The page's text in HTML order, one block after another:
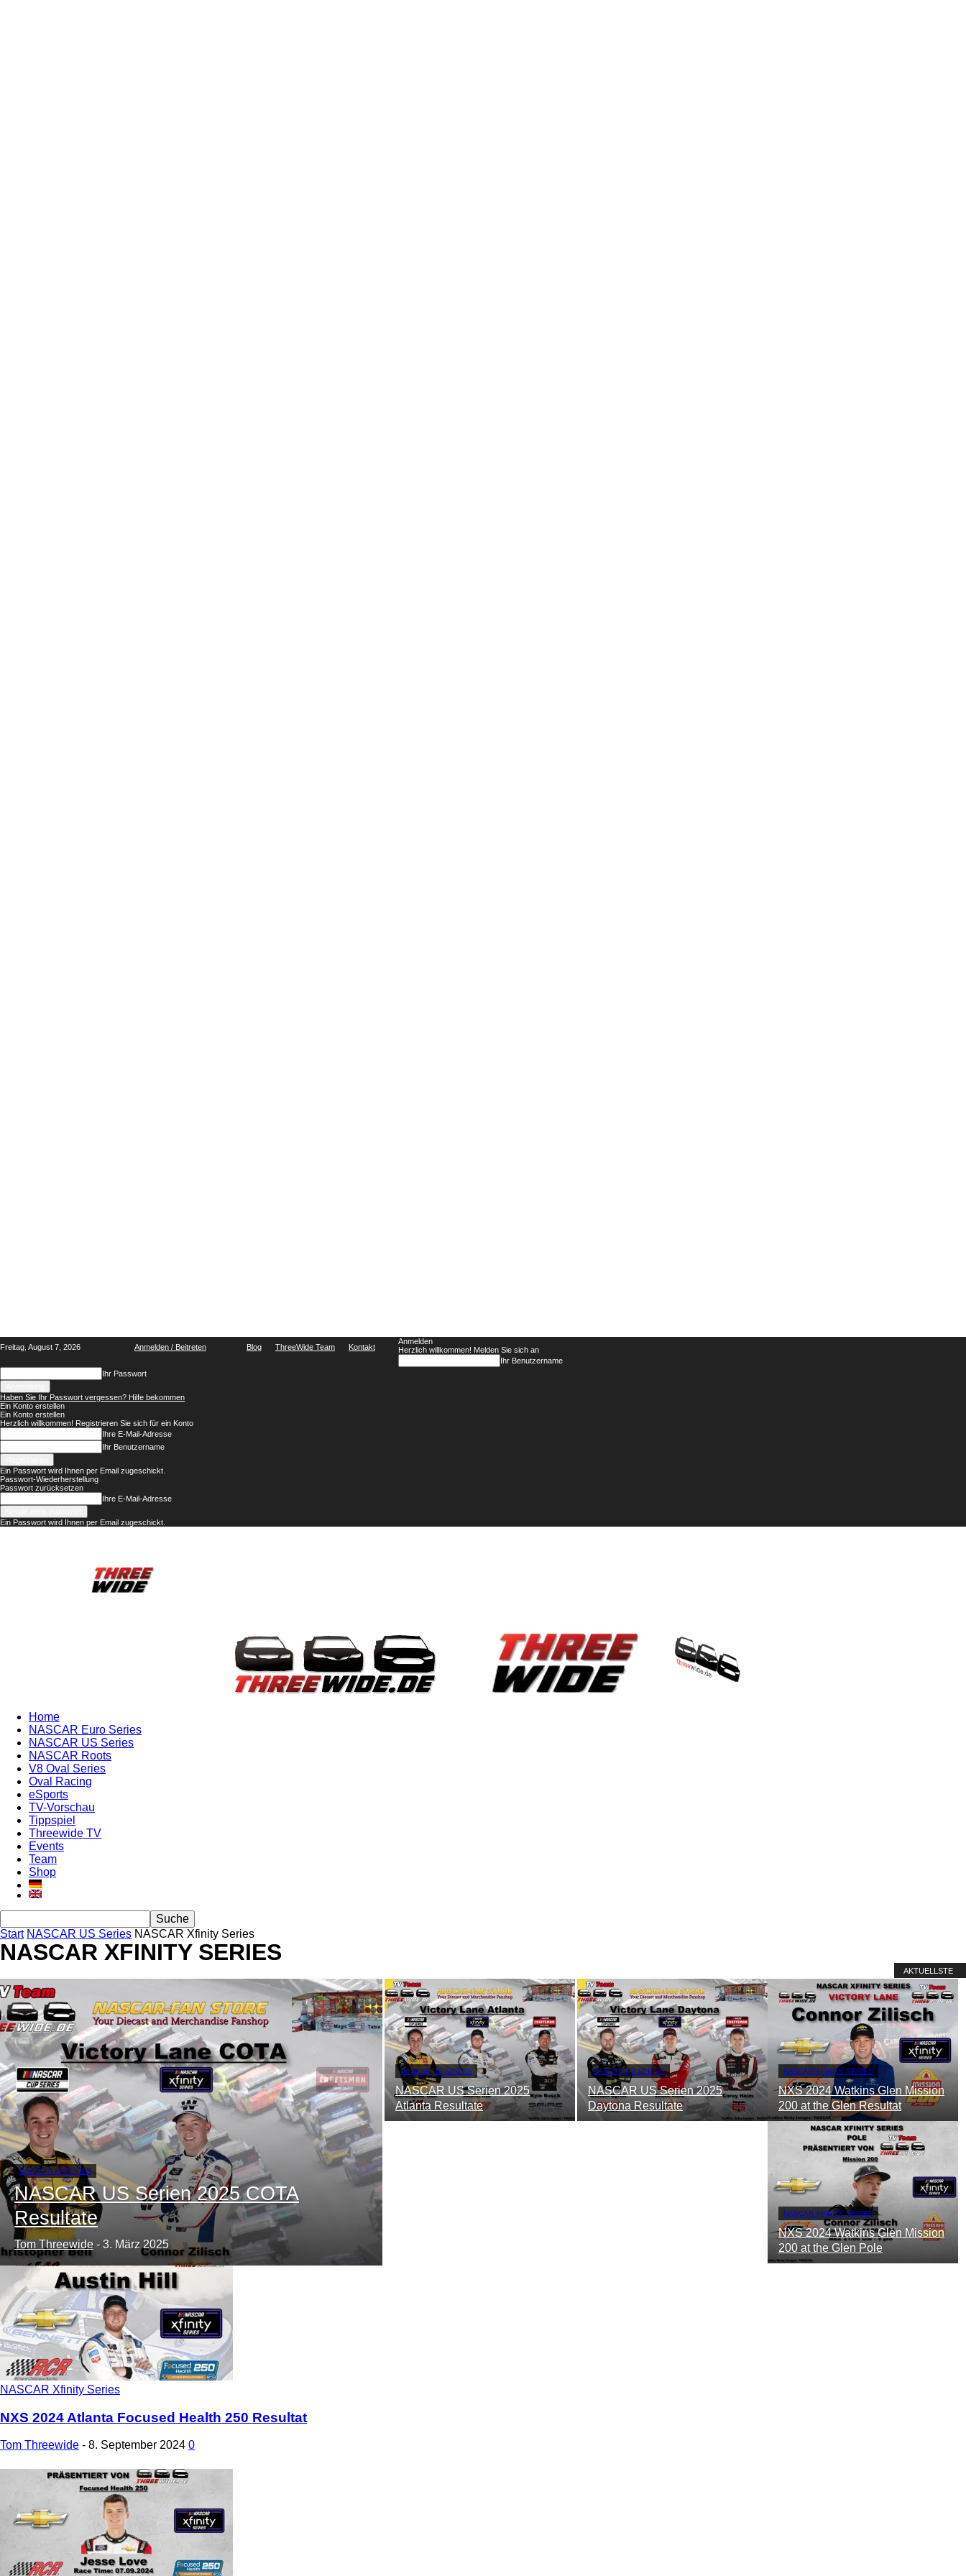
Freitag, August 7, 2026 Anmelden / Beitreten Blog ThreeWide Team Kontakt
Anmelden
Herzlich willkommen! Melden Sie sich an
Ihr Benutzername
Ihr Passwort
Haben Sie Ihr Passwort vergessen? Hilfe bekommen
Ein Konto erstellen
Ein Konto erstellen
Herzlich willkommen! Registrieren Sie sich für ein Konto
Ihre E-Mail-Adresse
Ihr Benutzername
Ein Passwort wird Ihnen per Email zugeschickt.
Passwort-Wiederherstellung
Passwort zurücksetzen
Ihre E-Mail-Adresse
Ein Passwort wird Ihnen per Email zugeschickt.
Home
NASCAR Euro Series
NASCAR US Series
NASCAR Roots
V8 Oval Series
Oval Racing
eSports
TV-Vorschau
Tippspiel
Threewide TV
Events
Team
Shop
Start NASCAR US Series NASCAR Xfinity Series
NASCAR XFINITY SERIES
AKTUELLSTE
NASCAR US SERIES
NASCAR US Serien 2025 COTA
Resultate
Tom Threewide - 3. März 2025
NASCAR US SERIES
NASCAR US Serien 2025
Atlanta Resultate
NASCAR US SERIES
NASCAR US Serien 2025
Daytona Resultate
NASCAR XFINITY SERIES
NXS 2024 Watkins Glen Mission
200 at the Glen Resultat
NASCAR XFINITY SERIES
NXS 2024 Watkins Glen Mission
200 at the Glen Pole
NASCAR Xfinity Series
NXS 2024 Atlanta Focused Health 250 Resultat
Tom Threewide - 8. September 2024 0